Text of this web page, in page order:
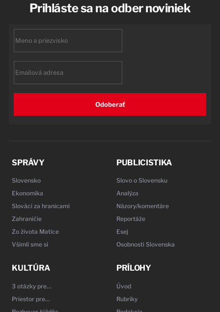
Prihláste sa na odber noviniek
Odoberať
SPRÁVY
Slovensko
Ekonomika
Slováci za hranicami
Zahraničie
Zo života Matice
Všimli sme si
PUBLICISTIKA
Slovo o Slovensku
Analýza
Názory/komentáre
Reportáže
Esej
Osobnosti Slovenska
KULTÚRA
3 otázky pre…
Priestor pre…
PRÍLOHY
Úvod
Rubriky